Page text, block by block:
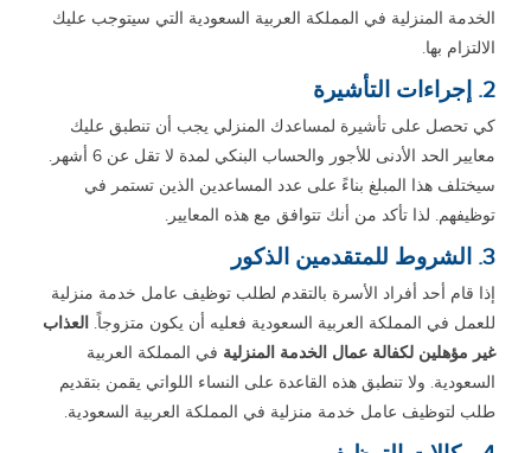
الخدمة المنزلية في المملكة العربية السعودية التي سيتوجب عليك
الالتزام بها.
2. إجراءات التأشيرة
كي تحصل على تأشيرة لمساعدك المنزلي يجب أن تنطبق عليك
معايير الحد الأدنى للأجور والحساب البنكي لمدة لا تقل عن 6 أشهر.
سيختلف هذا المبلغ بناءً على عدد المساعدين الذين تستمر في
توظيفهم. لذا تأكد من أنك تتوافق مع هذه المعايير.
3. الشروط للمتقدمين الذكور
إذا قام أحد أفراد الأسرة بالتقدم لطلب توظيف عامل خدمة منزلية
للعمل في المملكة العربية السعودية فعليه أن يكون متزوجاً. العذاب
غير مؤهلين لكفالة عمال الخدمة المنزلية في المملكة العربية
السعودية. ولا تنطبق هذه القاعدة على النساء اللواتي يقمن بتقديم
طلب لتوظيف عامل خدمة منزلية في المملكة العربية السعودية.